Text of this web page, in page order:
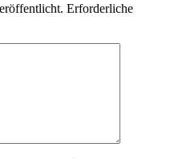
Erforderliche